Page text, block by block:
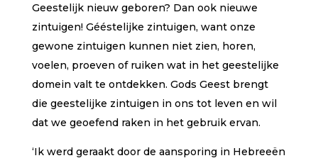
Geestelijk nieuw geboren? Dan ook nieuwe
zintuigen! Gééstelijke zintuigen, want onze
gewone zintuigen kunnen niet zien, horen,
voelen, proeven of ruiken wat in het geestelijke
domein valt te ontdekken. Gods Geest brengt
die geestelijke zintuigen in ons tot leven en wil
dat we geoefend raken in het gebruik ervan.
‘Ik werd geraakt door de aansporing in Hebreeën